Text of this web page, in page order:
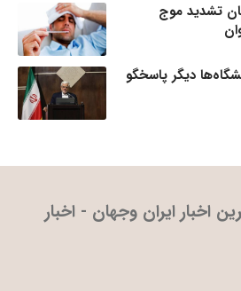
تشدید موج
دیگر پاسخگو
اخبار ایران وجهان - اخبار